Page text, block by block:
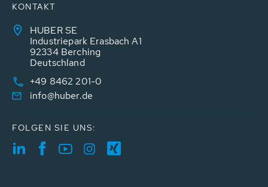
KONTAKT
HUBER SE
Industriepark Erasbach A1
92334 Berching
Deutschland
+49 8462 201-0
info@huber.de
FOLGEN SIE UNS: